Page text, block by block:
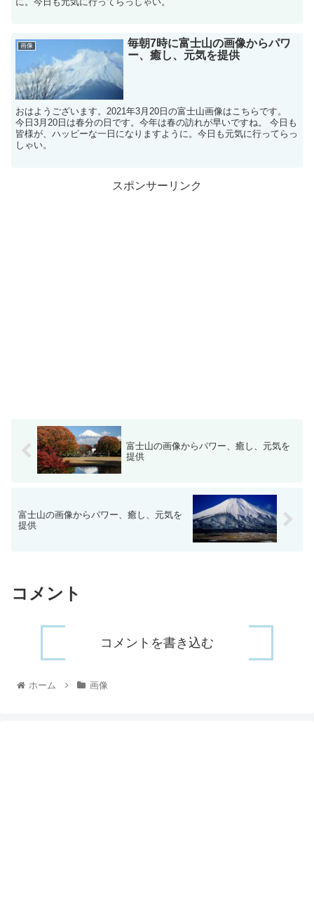
画像
毎朝7時に富士山の画像からパワ
ー、癒し、元気を提供
おはようございます。2021年3月20日の富士山画像はこちらです。
今日3月20日は春分の日です。今年は春の訪れが早いですね。 今日も
皆様が、ハッピーな一日になりますように。今日も元気に行ってらっ
しゃい。
スポンサーリンク
富士山の画像からパワー、癒し、元気を
提供
富士山の画像からパワー、癒し、元気を
提供
コメント
コメントを書き込む
ホーム 画像